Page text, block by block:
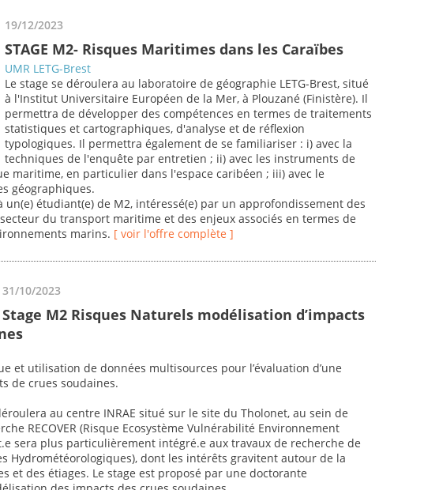
19/12/2023
STAGE M2- Risques Maritimes dans les Caraïbes
UMR LETG-Brest
Le stage se déroulera au laboratoire de géographie LETG-Brest, situé
à l'Institut Universitaire Européen de la Mer, à Plouzané (Finistère). Il
permettra de développer des compétences en termes de traitements
statistiques et cartographiques, d'analyse et de réflexion
typologiques. Il permettra également de se familiariser : i) avec la
techniques de l'enquête par entretien ; ii) avec les instruments de
maritime, en particulier dans l'espace caribéen ; iii) avec le
géographiques.
un(e) étudiant(e) de M2, intéressé(e) par un approfondissement des
du transport maritime et des enjeux associés en termes de
marins. [ voir l'offre complète ]
31/10/2023
Stage M2 Risques Naturels modélisation d’impacts
et utilisation de données multisources pour l’évaluation d’une
de crues soudaines.
au centre INRAE situé sur le site du Tholonet, au sein de
RECOVER (Risque Ecosystème Vulnérabilité Environnement
sera plus particulièrement intégré.e aux travaux de recherche de
Hydrométéorologiques), dont les intérêts gravitent autour de la
et des étiages. Le stage est proposé par une doctorante